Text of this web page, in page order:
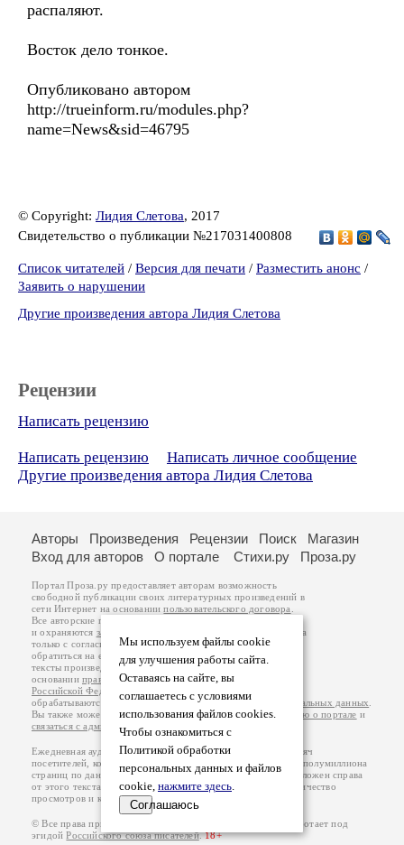
распаляют.
Восток дело тонкое.
Опубликовано автором
http://trueinform.ru/modules.php?
name=News&sid=46795
© Copyright: Лидия Слетова, 2017
Свидетельство о публикации №217031400808
Список читателей / Версия для печати / Разместить анонс /
Заявить о нарушении
Другие произведения автора Лидия Слетова
Рецензии
Написать рецензию
Написать рецензию
Написать личное сообщение
Другие произведения автора Лидия Слетова
Мы используем файлы cookie
для улучшения работы сайта.
Оставаясь на сайте, вы
соглашаетесь с условиями
использования файлов cookies.
Чтобы ознакомиться с
Политикой обработки
персональных данных и файлов
cookie, нажмите здесь.
Соглашаюсь
Авторы Произведения Рецензии Поиск
Магазин
Вход для авторов
О портале Стихи.ру Проза.ру
Портал Проза.ру предоставляет авторам возможность
свободной публикации своих литературных произведений в
сети Интернет на основаниипользовательского договора
Все авторские права на произведения принадлежат авторам
и охраняются законом
. Перепечатка произведений возможна
только с согласия его автора, к которому вы можете
обратиться на его авторской странице. Ответственность за
тексты произведений авторы несут самостоятельно на
основанииправил публикацииизаконодательства
Российской Федерации
обрабатываются на основанииПолитики обработки персональных данных
Вы также можете посмотреть более подробнуюинформацию о портале и
связаться с администрацией
Ежедневная аудитория портала Проза.ру – порядка 100 тысяч
посетителей, которые в общей сумме просматривают более полумиллиона
страниц по данным счетчика посещаемости, который расположен справа
от этого текста. В каждой графе указано по две цифры: количество
просмотров и количество посетителей.
© Все права принадлежат авторам, 2000-2026. Портал работает под
эгидойРоссийского союза писателей.18+